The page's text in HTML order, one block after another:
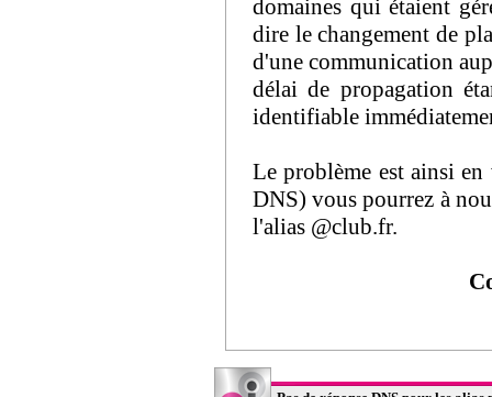
domaines qui étaient
dire le changement de
d'une communication
délai de propagation
identifiable
Le problème est ainsi
DNS) vous pourrez à
l'alias @club.fr.